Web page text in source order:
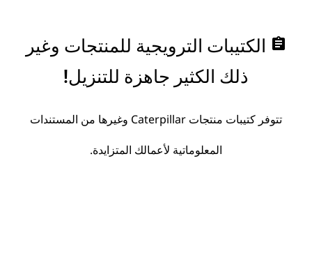
assignment الكتيبات الترويجية للمنتجات وغير
ذلك الكثير جاهزة للتنزيل!
تتوفر كتيبات منتجات Caterpillar وغيرها من المستندات
المعلوماتية لأعمالك المتزايدة.